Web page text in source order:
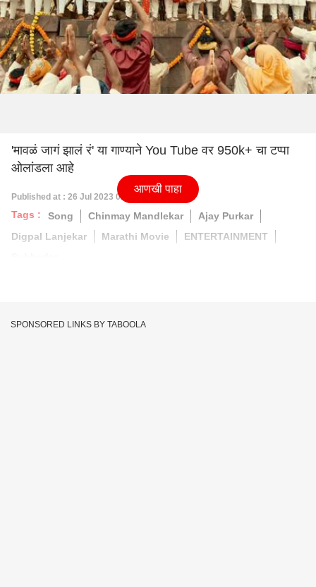
'मावळं जागं झालं रं' या गाण्याने You Tube वर 950k+ चा टप्पा
ओलांडला आहे
Published at : 26 Jul 2023 06:30 PM (IST)
Tags : Song Chinmay Mandlekar
Ajay Purkar
Digpal Lanjekar
Marathi Movie
ENTERTAINMENT
आणखी पाहा
SPONSORED LINKS BY TABOOLA